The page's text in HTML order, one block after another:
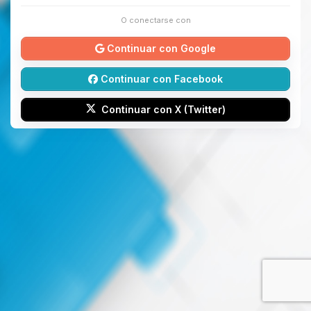
O conectarse con
Continuar con Google
Continuar con Facebook
Continuar con X (Twitter)